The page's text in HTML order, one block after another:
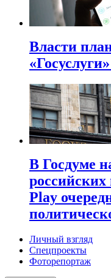
Власти
В Госдуме
Play
Личный взгляд
Спецпроекты
Фоторепортаж